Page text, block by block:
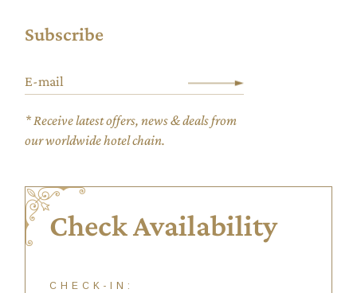
Subscribe
* Receive latest offers, news & deals from
our worldwide hotel chain.
Check Availability
CHECK-IN: